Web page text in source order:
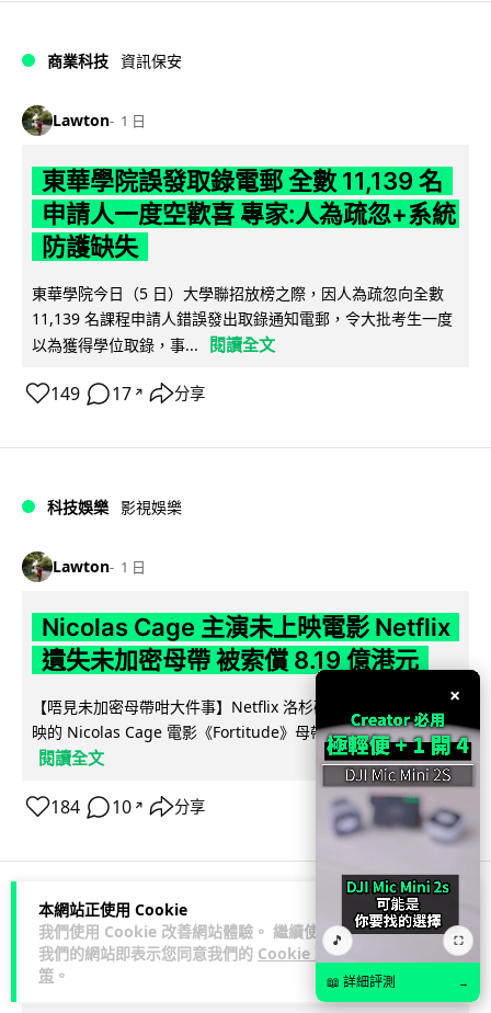
本網站正使用 Cookie
我們使用 Cookie 改善網站體驗。 繼續使用
我們的網站即表示您同意我們的 Cookie 政
策 。
商業科技 資訊保安
Lawton 1 日
東華學院誤發取錄電郵 全數 11,139 名
申請人一度空歡喜 專家:人為疏忽+系統
防護缺失
東華學院今日（5 日）大學聯招放榜之際，因人為疏忽向全數
11,139 名課程申請人錯誤發出取錄通知電郵，令大批考生一度
以為獲得學位取錄，事...
閱讀全文
149 17 ↗ 分享
科技娛樂 影視娛樂
Lawton 1 日
Nicolas Cage 主演未上映電影 Netflix
遺失未加密母帶 被索償 8.19 億港元
【唔見未加密母帶咁大件事】Netflix 洛杉磯辦公室被竊，未上
映的 Nicolas Cage 電影《Fortitude》母帶亦告失蹤。電影...
閱讀全文
184 10 ↗ 分享
人工智能
Vin
×
🎵 ⛶
📖 詳細評測 →